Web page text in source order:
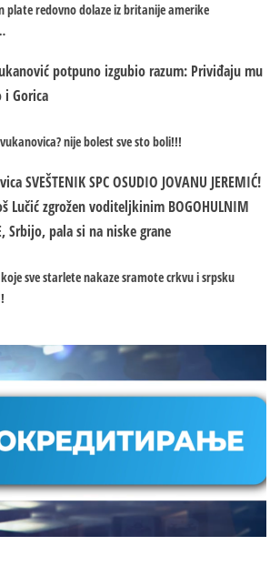
plate redovno dolaze iz britanije amerike
potpuno izgubio razum: Priviđaju mu
i Gorica
nije bolest sve sto boli!!!
SVEŠTENIK SPC OSUDIO JOVANU JEREMIĆ!
Lučić zgrožen voditeljkinim BOGOHULNIM
Srbijo, pala si na niske grane
sve starlete nakaze sramote crkvu i srpsku